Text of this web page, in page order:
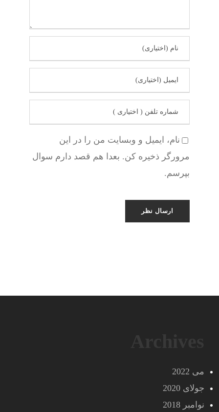
نام، ایمیل و وبسایت من را در این
مرورگر ذخیره کن. بعدا هم قصد دارم سوال
بپرسم.
می 2022
جولای 2020
نوامبر 2018